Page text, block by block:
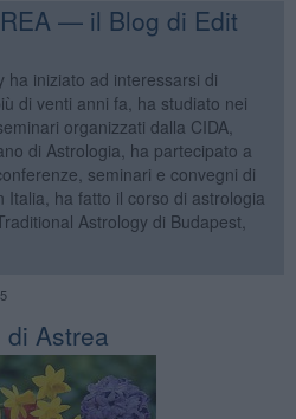
— il Blog di Edit
ha iniziato ad interessarsi di
di venti anni fa, ha studiato nei
organizzati dalla CIDA,
di Astrologia, ha partecipato a
seminari e convegni di
Italia, ha fatto il corso di astrologia
Astrology di Budapest,
Astrea